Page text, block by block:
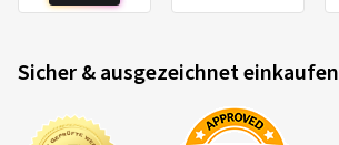
Sicher & ausgezeichnet einkaufen